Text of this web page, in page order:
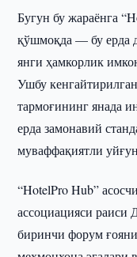
Бугун бу жараёнга
қўшмоқда — бу ерда
янги ҳамкорлик
Ушбу
тармоғининг янада
ерда замонавий
муваффақиятли
“HotelPro Hub”
ассоциацияси
биринчи форум